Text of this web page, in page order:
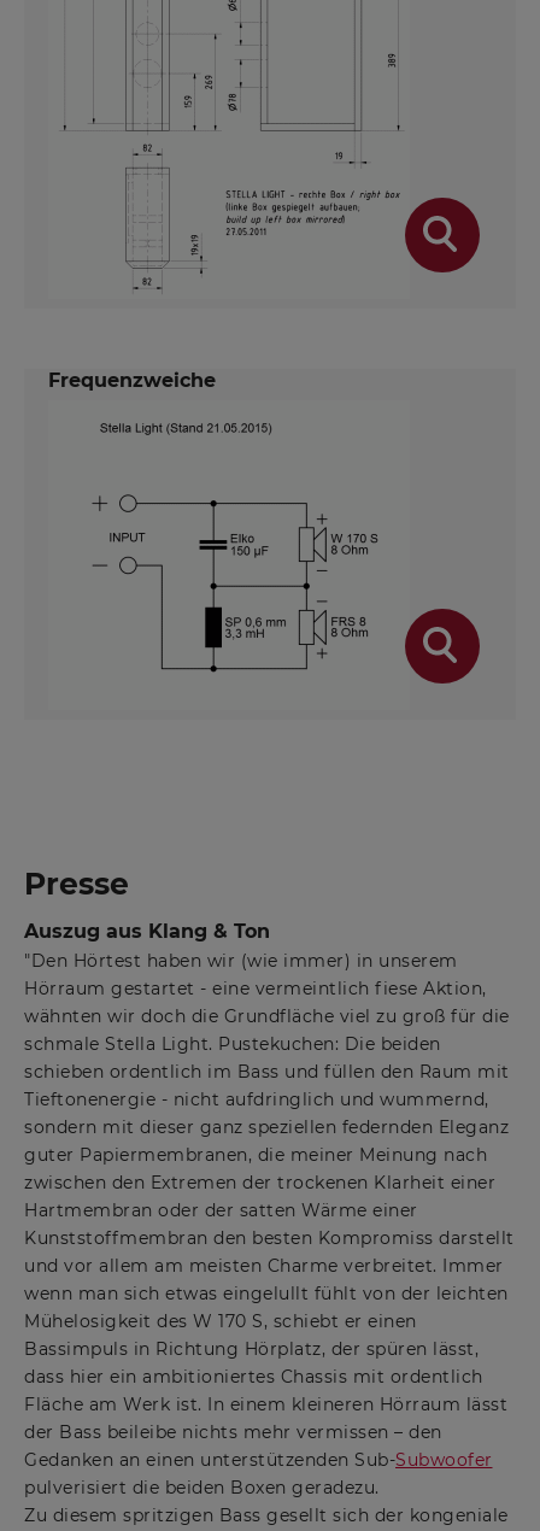
Frequenzweiche
Presse
Auszug aus Klang & Ton
"Den Hörtest haben wir (wie immer) in unserem
Hörraum gestartet - eine vermeintlich fiese Aktion,
wähnten wir doch die Grundfläche viel zu groß für die
schmale Stella Light. Pustekuchen: Die beiden
schieben ordentlich im Bass und füllen den Raum mit
Tieftonenergie - nicht aufdringlich und wummernd,
sondern mit dieser ganz speziellen federnden Eleganz
guter Papiermembranen, die meiner Meinung nach
zwischen den Extremen der trockenen Klarheit einer
Hartmembran oder der satten Wärme einer
Kunststoffmembran den besten Kompromiss darstellt
und vor allem am meisten Charme verbreitet. Immer
wenn man sich etwas eingelullt fühlt von der leichten
Mühelosigkeit des W 170 S, schiebt er einen
Bassimpuls in Richtung Hörplatz, der spüren lässt,
dass hier ein ambitioniertes Chassis mit ordentlich
Fläche am Werk ist. In einem kleineren Hörraum lässt
der Bass beileibe nichts mehr vermissen – den
Gedanken an einen unterstützenden Sub-Subwoofer
pulverisiert die beiden Boxen geradezu.
Zu diesem spritzigen Bass gesellt sich der kongeniale